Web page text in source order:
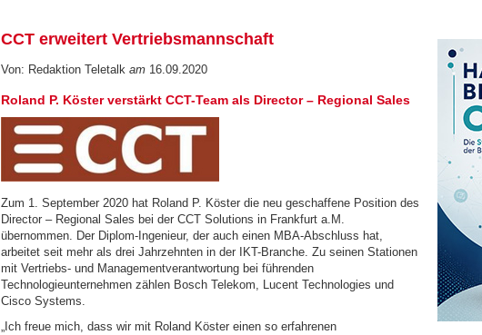
CCT erweitert Vertriebsmannschaft
Von: Redaktion Teletalk am 16.09.2020
Roland P. Köster verstärkt CCT-Team als Director – Regional Sales
Zum 1. September 2020 hat Roland P. Köster die neu geschaffene Position des
Director – Regional Sales bei der CCT Solutions in Frankfurt a.M.
übernommen. Der Diplom-Ingenieur, der auch einen MBA-Abschluss hat,
arbeitet seit mehr als drei Jahrzehnten in der IKT-Branche. Zu seinen Stationen
mit Vertriebs- und Managementverantwortung bei führenden
Technologieunternehmen zählen Bosch Telekom, Lucent Technologies und
Cisco Systems.
„Ich freue mich, dass wir mit Roland Köster einen so erfahrenen